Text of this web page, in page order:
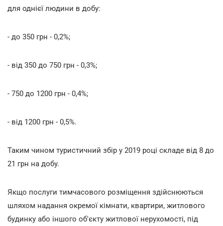
для однієї людини в добу:
- до 350 грн - 0,2%;
- від 350 до 750 грн - 0,3%;
- 750 до 1200 грн - 0,4%;
- від 1200 грн - 0,5%.
Таким чином туристичний збір у 2019 році складе від 8 до
21 грн на добу.
Якщо послуги тимчасового розміщення здійснюються
шляхом надання окремої кімнати, квартири, житлового
будинку або іншого об'єкту житлової нерухомості, під